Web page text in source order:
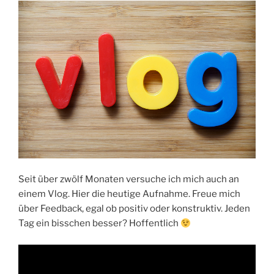
Seit über zwölf Monaten versuche ich mich auch an
einem Vlog. Hier die heutige Aufnahme. Freue mich
über Feedback, egal ob positiv oder konstruktiv. Jeden
Tag ein bisschen besser? Hoffentlich